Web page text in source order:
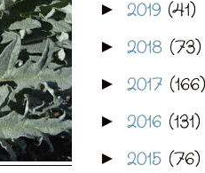
► 2019 (41)
► 2018 (73)
► 2017 (166)
► 2016 (131)
► 2015 (76)